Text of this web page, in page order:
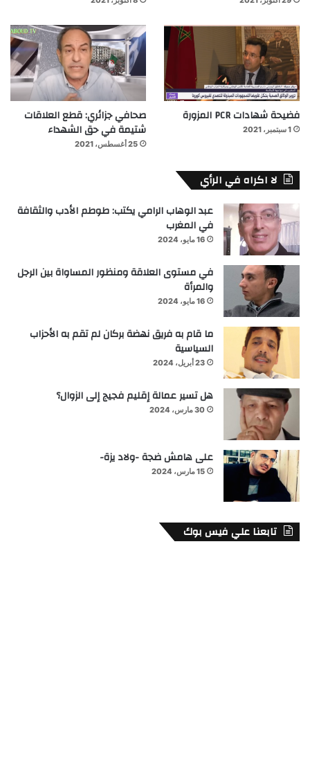
فضيحة شهادات PCR المزورة
1 سبتمبر، 2021
صحافي جزائري: قطع العلاقات
شتيمة في حق الشهداء
25 أغسطس، 2021
لا اكراه في الرأي
عبد الوهاب الرامي يكتب: طوطم الأدب والثقافة
في المغرب
16 مايو، 2024
في مستوى العلاقة ومنظور المساواة بين الرجل
والمرأة
16 مايو، 2024
ما قام به فريق نهضة بركان لم تقم به الأحزاب
السياسية
23 أبريل، 2024
هل تسير عمالة إقليم فجيج إلى الزوال؟
30 مارس، 2024
على هامش ضجة -ولاد يزة-
15 مارس، 2024
تابعنا علي فيس بوك